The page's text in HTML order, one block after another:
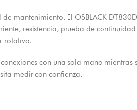
mantenimiento. El OSBLACK DT830D
resistencia, prueba de
rotativo.
con una sola mano mientras
medir con confianza.